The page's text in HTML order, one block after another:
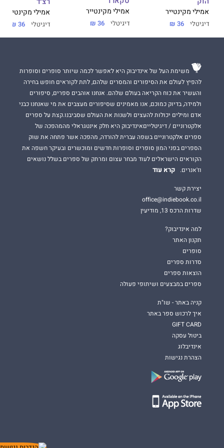
כשאביהם מת, מייקל מתכוון לתפוס את מקומו המובטח וטריסטן
מתכוון לגזול אותו ממנו.
אותו לבחור מה חשוב יותר – הכתר או האישה שעומדת לענוד אותו.
לשרה יש תוכנית אחת ויחידה – להינשא למלך ולמחוק את זכר
שושלת פאסה מעל פני האדמה, גם אם תיאלץ לשלם על כך בחייה.
אבל היא לא מצפה לנסיך המצולק.
הוא מסוכן, מחוץ לתחום ואחד הגברים שהיא נשלחה לחסל.
אלא שהגבול בין שנאה לתשוקה דק מאי פעם וכשהסודות נחשפים,
שרה מתחילה לפקפק במי עליה לסמוך.
האם היא תממש את הנקמה שבוערת בה? או תיכנע לנבל שמעולם
לא הייתה אמורה לאהוב...?
מקינטייר, אשר טוותה ביד אומן עיבודים לאגדות בהשראת גדולי
הנבלים האהובים עלינו. ספריה בסדרת
הספרים הנמכרים ביותר באמזון. קדם לו הספר
עד עצם היום הזה 3 - רצ׳ד
אמילי מקינטייר
דיגיטלי 36 ₪
אמילי מקינטייר
דיגיטלי 36 ₪
אמילי מקינטייר
דיגיטלי 36 ₪
משימת העל של אינדיבוק היא לאפשר לכמה שיותר סופרים וסופרות
להפיץ לעולם את הסיפורים והמסרים שלהם, לתת לקוראים חופש בחירה
והעשיר את כוח הקריאה בעולם שלהם. אנחנו אוהבים ספרים, סיפורים
ולמידה, בדיוק כמוכם, אנו מאמינים שסיפורים מעצבים את מי שאנחנו כבני
אדם ומילים יכולות להעצים ולשנות את העולם שסביבנו.קצת על ספרים
אלקטרוניים / דיגיטלייםאינדיבוק היא חלק אינטגראלי מהמהפכה של
ספרים אלקטרוניים בשפה עברית להורדה, מהפכה אשר פתחה את שוק
הספרים בפני המון סופרים וסופרות חדשים ומוכשרים ובעיקר חשפה את
הקוראים הישראלים לעוד מבחר עצום ומרתק של ספרים בשלל נושאים
וז'אנרים.
קרא עוד
יצירת קשר
office@indiebook.co.il
שדרות הרכס 13, מודיעין
למה אינדיבוק?
תקנון האתר
סופרים
סדרות ספרים
הוצאות ספרים
ספרים במבצעים ושיתופי פעולה
קניה באתר - שו"ת
איך לרכוש ספר באתר
GIFT CARD
ביטול עסקה
אינדיבלוג
הצהרת נגישות